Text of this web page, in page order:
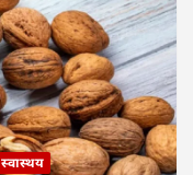
स्वास्थय